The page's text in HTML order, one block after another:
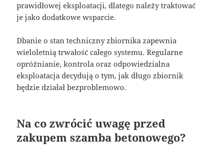
prawidłowej eksploatacji, dlatego należy traktować
je jako dodatkowe wsparcie.
Dbanie o stan techniczny zbiornika zapewnia
wieloletnią trwałość całego systemu. Regularne
opróżnianie, kontrola oraz odpowiedzialna
eksploatacja decydują o tym, jak długo zbiornik
będzie działał bezproblemowo.
Na co zwrócić uwagę przed
zakupem szamba betonowego?